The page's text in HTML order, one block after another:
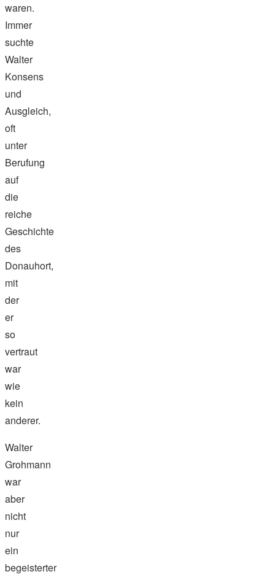
waren.
Immer
suchte
Walter
Konsens
und
Ausgleich,
oft
unter
Berufung
auf
die
reiche
Geschichte
des
Donauhort,
mit
der
er
so
vertraut
war
wie
kein
anderer.
Walter
Grohmann
war
aber
nicht
nur
ein
begeisterter